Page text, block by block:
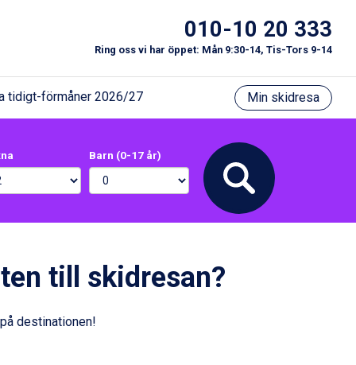
010-10 20 333
Ring oss vi har öppet: Mån 9:30-14, Tis-Tors 9-14
tidigt-förmåner 2026/27 Min skidresa
Barn (0-17 år)
till skidresan?
destinationen!